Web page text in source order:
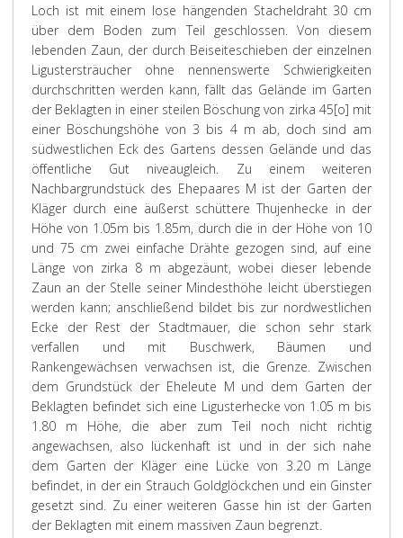
Loch ist mit einem lose hängenden Stacheldraht 30 cm
über dem Boden zum Teil geschlossen. Von diesem
lebenden Zaun, der durch Beiseiteschieben der einzelnen
Ligustersträucher ohne nennenswerte Schwierigkeiten
durchschritten werden kann, fällt das Gelände im Garten
der Beklagten in einer steilen Böschung von zirka 45[o] mit
einer Böschungshöhe von 3 bis 4 m ab, doch sind am
südwestlichen Eck des Gartens dessen Gelände und das
öffentliche Gut niveaugleich. Zu einem weiteren
Nachbargrundstück des Ehepaares M ist der Garten der
Kläger durch eine äußerst schüttere Thujenhecke in der
Höhe von 1.05m bis 1.85m, durch die in der Höhe von 10
und 75 cm zwei einfache Drähte gezogen sind, auf eine
Länge von zirka 8 m abgezäunt, wobei dieser lebende
Zaun an der Stelle seiner Mindesthöhe leicht überstiegen
werden kann; anschließend bildet bis zur nordwestlichen
Ecke der Rest der Stadtmauer, die schon sehr stark
verfallen und mit Buschwerk, Bäumen und
Rankengewächsen verwachsen ist, die Grenze. Zwischen
dem Grundstück der Eheleute M und dem Garten der
Beklagten befindet sich eine Ligusterhecke von 1.05 m bis
1.80 m Höhe, die aber zum Teil noch nicht richtig
angewachsen, also lückenhaft ist und in der sich nahe
dem Garten der Kläger eine Lücke von 3.20 m Länge
befindet, in der ein Strauch Goldglöckchen und ein Ginster
gesetzt sind. Zu einer weiteren Gasse hin ist der Garten
der Beklagten mit einem massiven Zaun begrenzt.